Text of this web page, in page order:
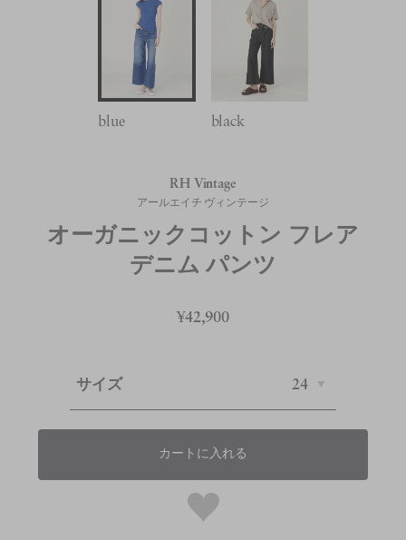
blue black
RH Vintage
アールエイチ ヴィンテージ
オーガニックコットン フレア
デニム パンツ
¥42,900
サイズ 24
カートに入れる